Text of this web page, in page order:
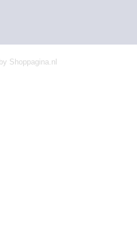
Shoppagina.nl